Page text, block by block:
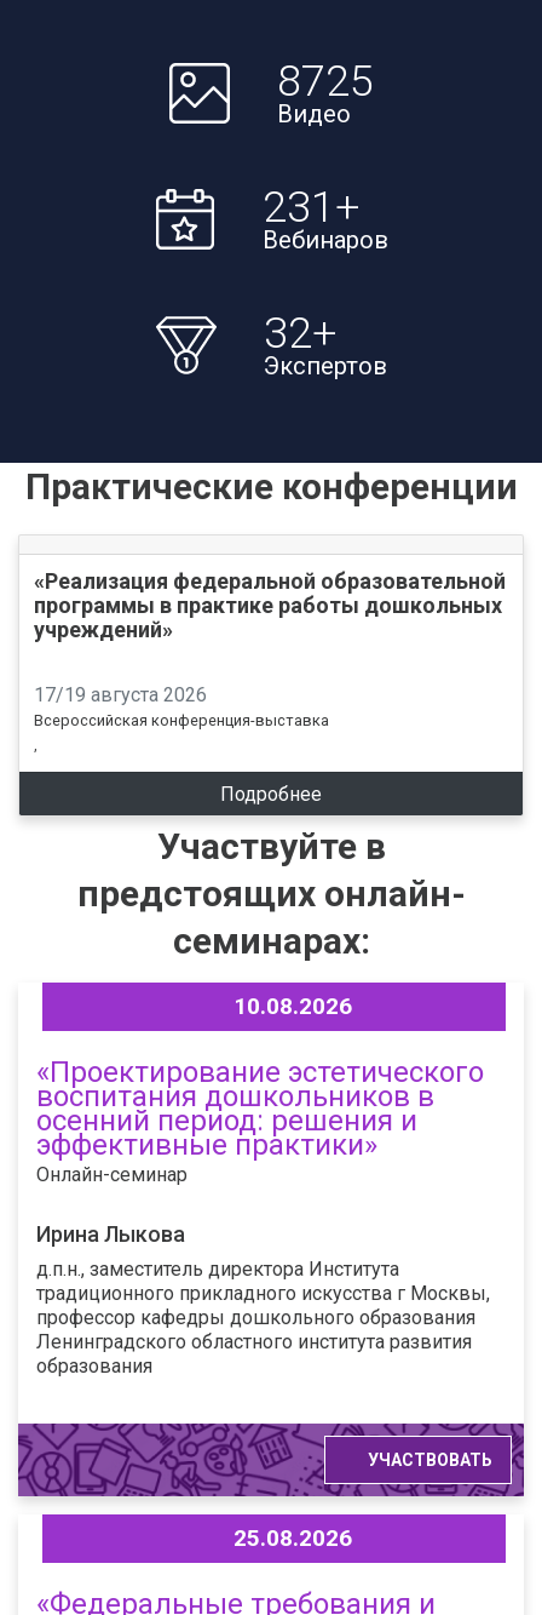
8725
Видео
231 +
Вебинаров
32+
Экспертов
Практические конференции
«Реализация федеральной образовательной
программы в практике работы дошкольных
учреждений»
17/19 августа 2026
Всероссийская конференция-выставка
Подробнее
Участвуйте в
предстоящих онлайн-
семинарах:
10.08.2026
«Проектирование эстетического
воспитания дошкольников в
осенний период: решения и
эффективные практики»
Онлайн-семинар
Ирина Лыкова
д.п.н., заместитель директора Института
традиционного прикладного искусства г Москвы,
профессор кафедры дошкольного образования
Ленинградского областного института развития
образования
УЧАСТВОВАТЬ
25.08.2026
«Федеральные требования и